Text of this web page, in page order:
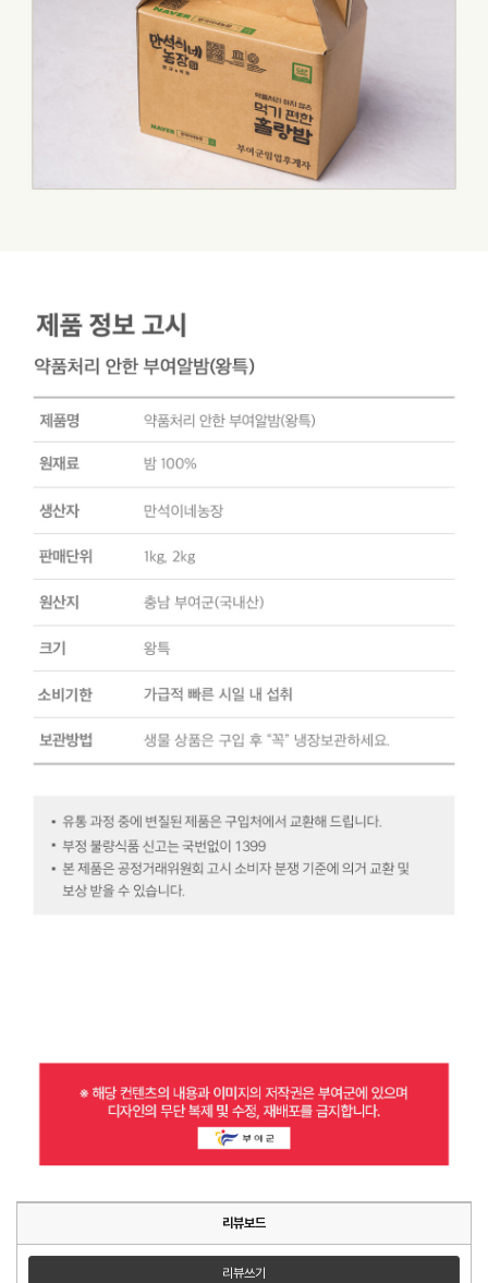
리뷰보드
리뷰쓰기